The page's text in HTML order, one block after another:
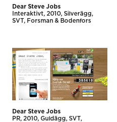
Dear Steve Jobs
Interaktivt 2010 Silverägg
SVT
Forsman & Bodenfors
Dear Steve Jobs
PR 2010 Guldägg
SVT